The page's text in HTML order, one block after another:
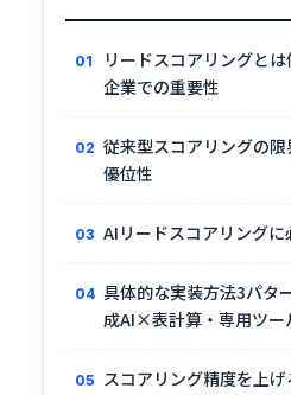
リードスコアリングと
企業での重要性
従来型スコアリングの
優位性
AIリードスコアリング
具体的な実装方法3パタ
成AI×表計算・専用ツー
スコアリング精度を上